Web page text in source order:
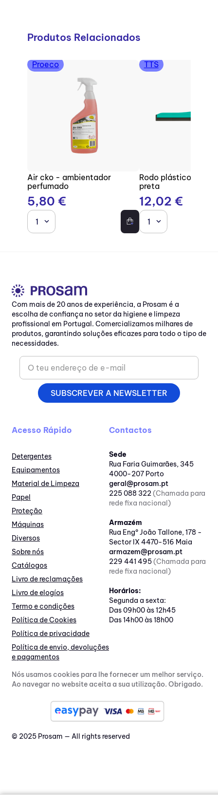
Produtos Relacionados
Proeco
Air cko - ambientador
perfumado
5,80 €
1
TTS
Rodo plástico com
preta
12,02 €
1
Com mais de 20 anos de experiência, a Prosam é a
escolha de confiança no setor da higiene e limpeza
profissional em Portugal. Comercializamos milhares de
produtos, garantindo soluções eficazes para todo o tipo de
necessidades.
SUBSCREVER A NEWSLETTER
Acesso Rápido
Detergentes
Equipamentos
Material de Limpeza
Papel
Proteção
Máquinas
Diversos
Sobre nós
Catálogos
Livro de reclamações
Livro de elogíos
Termo e condições
Política de Cookies
Política de privacidade
Política de envio, devoluções
e pagamentos
Contactos
Sede
Rua Faria Guimarães, 345
4000-207 Porto
geral@prosam.pt
225 088 322(Chamada para
rede fixa nacional)
Armazém
Rua Engº João Tallone, 178 -
Sector IX 4470-516 Maia
armazem@prosam.pt
229 441 495(Chamada para
rede fixa nacional)
Horários:
Segunda a sexta:
Das 09h00 às 12h45
Das 14h00 às 18h00
Nós usamos cookies para lhe fornecer um melhor serviço.
Ao navegar no website aceita a sua utilização. Obrigado.
© 2025 Prosam — All rights reserved